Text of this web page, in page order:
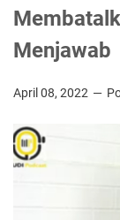
Menjawab
April 08, 2022